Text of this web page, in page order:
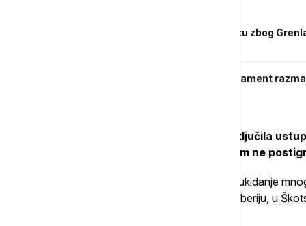
Lideri EU u Briselu na vanrednom samitu zbog
Brisel pokreće "bazuku"? Evropski parlament
Trampova administracija je takođe isključila
alkoholna pića ili čelik, dok se sporazum ne
EP raspravlja o zakonskim predlozima za ukidanje
ključni deo sporazuma postignutog u Ternberiju, u